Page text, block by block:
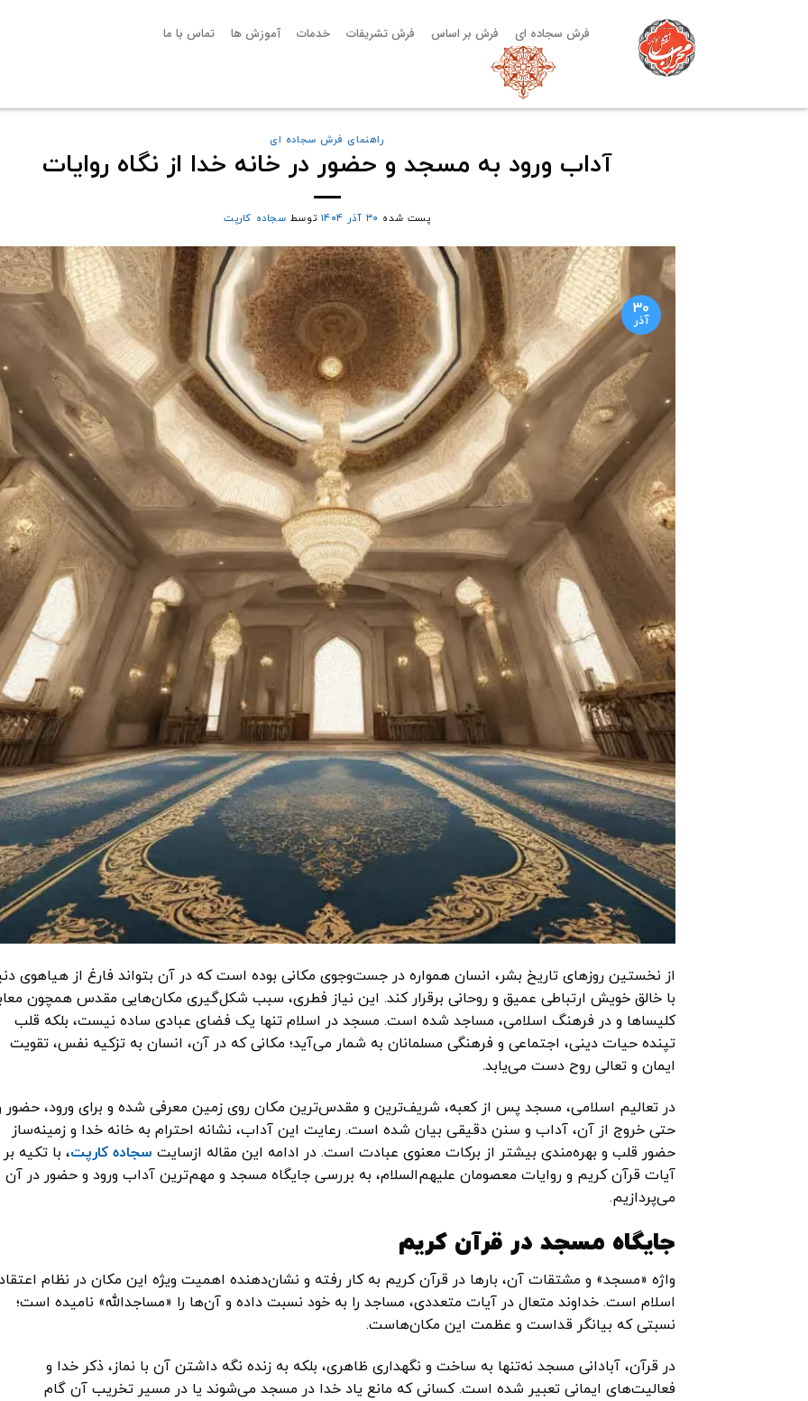
فرش سجاده ای فرش بر اساس فرش تشریفات خدمات آموزش ها تماس با ما
راهنمای فرش سجاده ای
آداب ورود به مسجد و حضور در خانه خدا از نگاه روایات
پست شده ۳۰ آذر ۱۴۰۴ توسط سجاده کارپت
۳۰
آذر
از نخستین روزهای تاریخ بشر، انسان همواره در جست‌وجوی مکانی بوده است که در آن بتواند فارغ از هیاهوی
با خالق خویش ارتباطی عمیق و روحانی برقرار کند. این نیاز فطری، سبب شکل‌گیری مکان‌هایی مقدس همچون
کلیساها و در فرهنگ اسلامی، مساجد شده است. مسجد در اسلام تنها یک فضای عبادی ساده نیست، بلکه قلب
تپنده حیات دینی، اجتماعی و فرهنگی مسلمانان به شمار می‌آید؛ مکانی که در آن، انسان به تزکیه نفس، تقویت
ایمان و تعالی روح دست می‌یابد.
در تعالیم اسلامی، مسجد پس از کعبه، شریف‌ترین و مقدس‌ترین مکان روی زمین معرفی شده و برای ورود، حضور
حتی خروج از آن، آداب و سنن دقیقی بیان شده است. رعایت این آداب، نشانه احترام به خانه خدا و زمینه‌ساز
حضور قلب و بهره‌مندی بیشتر از برکات معنوی عبادت است. در ادامه این مقاله ازسایت سجاده کارپت، با تکیه بر
آیات قرآن کریم و روایات معصومان علیهم‌السلام، به بررسی جایگاه مسجد و مهم‌ترین آداب ورود و حضور در آن
می‌پردازیم.
جایگاه مسجد در قرآن کریم
واژه «مسجد» و مشتقات آن، بارها در قرآن کریم به کار رفته و نشان‌دهنده اهمیت ویژه این مکان در نظام
اسلام است. خداوند متعال در آیات متعددی، مساجد را به خود نسبت داده و آن‌ها را «مساجدالله» نامیده است؛
نسبتی که بیانگر قداست و عظمت این مکان‌هاست.
در قرآن، آبادانی مسجد نه‌تنها به ساخت و نگهداری ظاهری، بلکه به زنده نگه داشتن آن با نماز، ذکر خدا و
فعالیت‌های ایمانی تعبیر شده است. کسانی که مانع یاد خدا در مسجد می‌شوند یا در مسیر تخریب آن گام